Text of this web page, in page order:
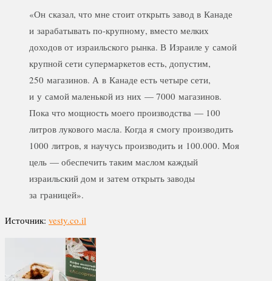
«Он сказал, что мне стоит открыть завод в Канаде
и зарабатывать по-крупному, вместо мелких
доходов от израильского рынка. В Израиле у самой
крупной сети супермаркетов есть, допустим,
250 магазинов. А в Канаде есть четыре сети,
и у самой маленькой из них — 7000 магазинов.
Пока что мощность моего производства — 100
литров лукового масла. Когда я смогу производить
1000 литров, я научусь производить и 100.000. Моя
цель — обеспечить таким маслом каждый
израильский дом и затем открыть заводы
за границей».
Источник: vesty.co.il